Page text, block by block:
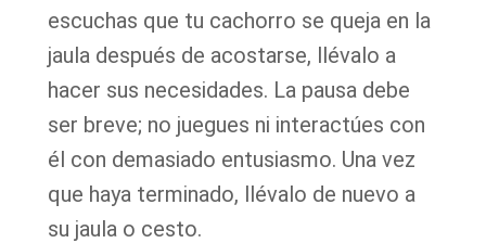
escuchas que tu cachorro se queja en la
jaula después de acostarse, llévalo a
hacer sus necesidades. La pausa debe
ser breve; no juegues ni interactúes con
él con demasiado entusiasmo. Una vez
que haya terminado, llévalo de nuevo a
su jaula o cesto.